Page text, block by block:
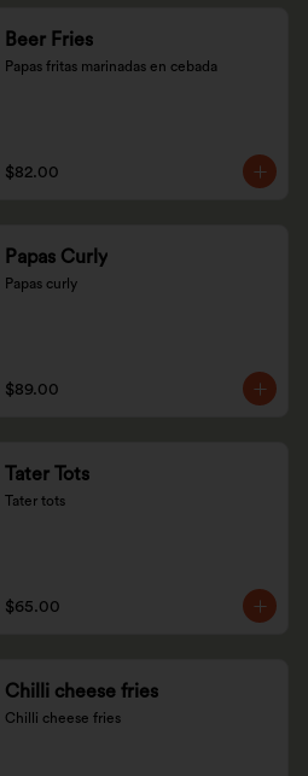
Beer Fries
Papas fritas marinadas en cebada
$82.00
Papas Curly
Papas curly
$89.00
Tater Tots
Tater tots
$65.00
Chilli cheese fries
Chilli cheese fries